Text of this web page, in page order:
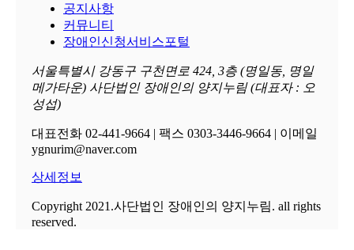
공지사항
커뮤니티
장애인신청서비스포털
서울특별시 강동구 구천면로 424, 3층 (명일동, 명일
메가타운) 사단법인 장애인의 양지누림 (대표자 : 오
성섭)
대표전화 02-441-9664 | 팩스 0303-3446-9664 | 이메일
ygnurim@naver.com
상세정보
Copyright 2021.사단법인 장애인의 양지누림. all rights
reserved.